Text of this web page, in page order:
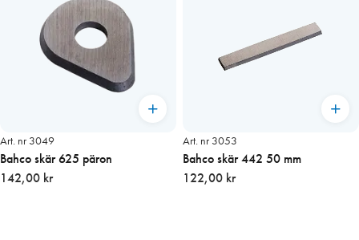
Art. nr 3049
Bahco skär 625 päron
142,00 kr
Art. nr 3053
Bahco skär 442 50 mm
122,00 kr